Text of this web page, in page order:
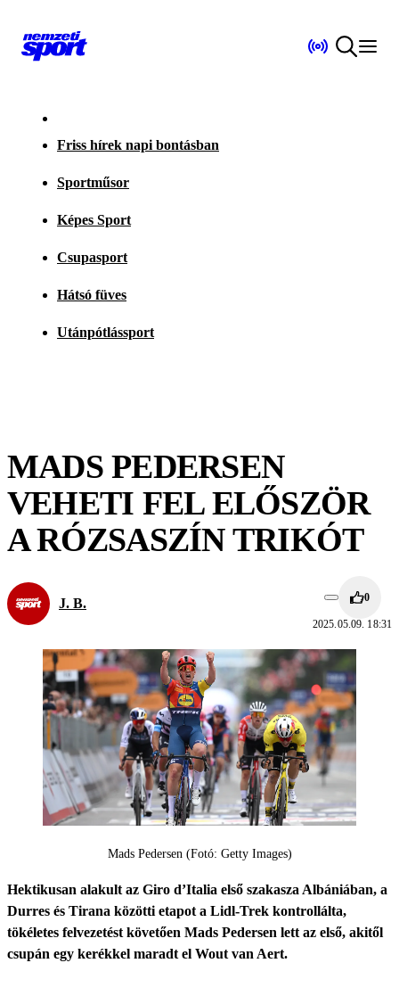
Friss hírek napi bontásban
Sportműsor
Képes Sport
Csupasport
Hátsó füves
Utánpótlássport
MADS PEDERSEN
VEHETI FEL ELŐSZÖR
A RÓZSASZÍN TRIKÓT
J. B. 0
2025.05.09. 18:31
Mads Pedersen (Fotó: Getty Images)
Hektikusan alakult az Giro d’Italia első szakasza Albániában, a
Durres és Tirana közötti etapot a Lidl-Trek kontrollálta,
tökéletes felvezetést követően Mads Pedersen lett az első, akitől
csupán egy kerékkel maradt el Wout van Aert.